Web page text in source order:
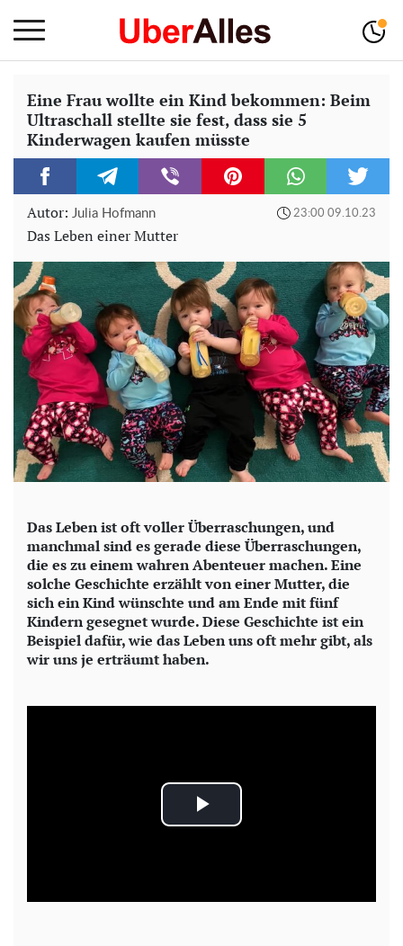
Eine Frau wollte ein Kind bekommen: Beim
Ultraschall stellte sie fest, dass sie 5
Kinderwagen kaufen müsste
Autor: Julia Hofmann 23:00 09.10.23
Das Leben einer Mutter
Das Leben ist oft voller Überraschungen, und
manchmal sind es gerade diese Überraschungen,
die es zu einem wahren Abenteuer machen. Eine
solche Geschichte erzählt von einer Mutter, die
sich ein Kind wünschte und am Ende mit fünf
Kindern gesegnet wurde. Diese Geschichte ist ein
Beispiel dafür, wie das Leben uns oft mehr gibt, als
wir uns je erträumt haben.
P
a